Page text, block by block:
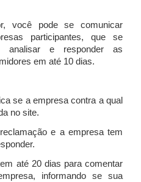
você pode se comunicar
participantes, que se
analisar e responder as
em até 10 dias.
se a empresa contra a qual
no site.
e a empresa tem
até 20 dias para comentar
informando se sua